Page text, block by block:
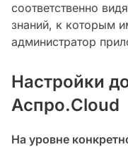
соответственно
знаний, к которым
администратор
Настройки
Аспро.Cloud
На уровне